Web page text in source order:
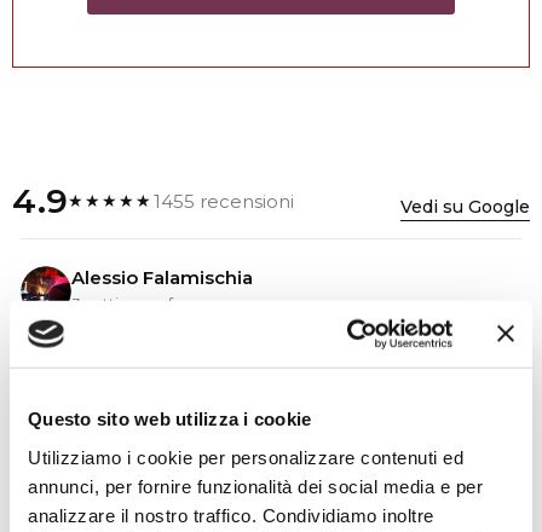
Questo sito web utilizza i cookie
Utilizziamo i cookie per personalizzare contenuti ed
annunci, per fornire funzionalità dei social media e per
analizzare il nostro traffico. Condividiamo inoltre
4.9★★★★★1455 recensioni Vedi su Google
Alessio Falamischia
3 settimane fa
★★★★★
super soddisfatto. Professionalità e gentilezza da parte